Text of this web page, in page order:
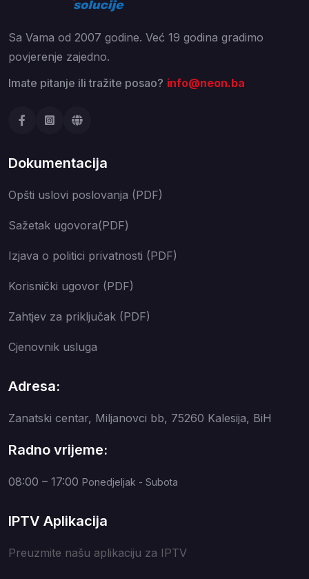
Sa Vama od 2007 godine. Već 19 godina gradimo
povjerenje zajedno.
Imate pitanje ili tražite posao? info@neon.ba
Dokumentacija
Opšti uslovi poslovanja (PDF)
Sažetak ugovora(PDF)
Izjava o politici privatnosti (PDF)
Korisnički ugovor (PDF)
Zahtjev za priključak (PDF)
Cjenovnik usluga
Adresa:
Zanatski centar, Miljanovci bb, 75260 Kalesija, BiH
Radno vrijeme:
08:00 – 17:00 Ponedjeljak - Subota
IPTV Aplikacija
Preuzmite našu aplikaciju za IPTV